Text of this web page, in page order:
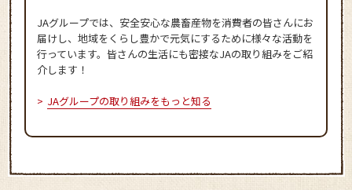
JAグループでは、安全安心な農畜産物を消費者の皆さんにお
届けし、地域をくらし豊かで元気にするために様々な活動を
行っています。皆さんの生活にも密接なJAの取り組みをご紹
介します！
JAグループの取り組みをもっと知る